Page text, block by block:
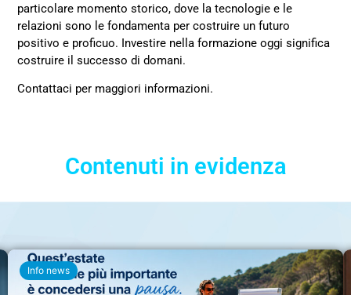
particolare momento storico, dove la tecnologie e le
relazioni sono le fondamenta per costruire un futuro
positivo e proficuo. Investire nella formazione oggi significa
costruire il successo di domani.
Contattaci per maggiori informazioni.
Contenuti in evidenza
Info news